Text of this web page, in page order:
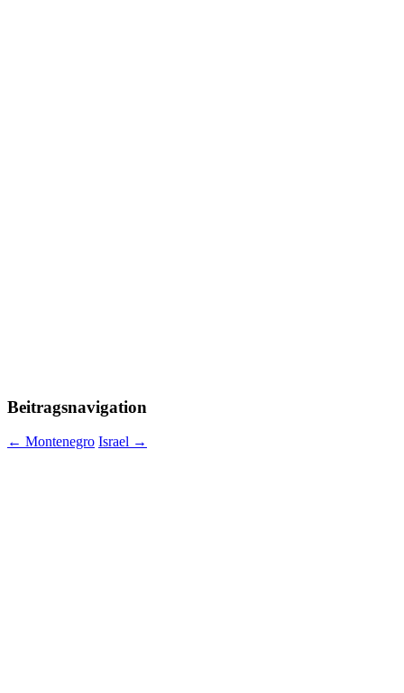
Beitragsnavigation
← Montenegro Israel →